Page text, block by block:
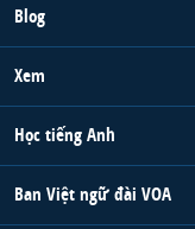
Blog
Xem
Học tiếng Anh
Ban Việt ngữ đài VOA